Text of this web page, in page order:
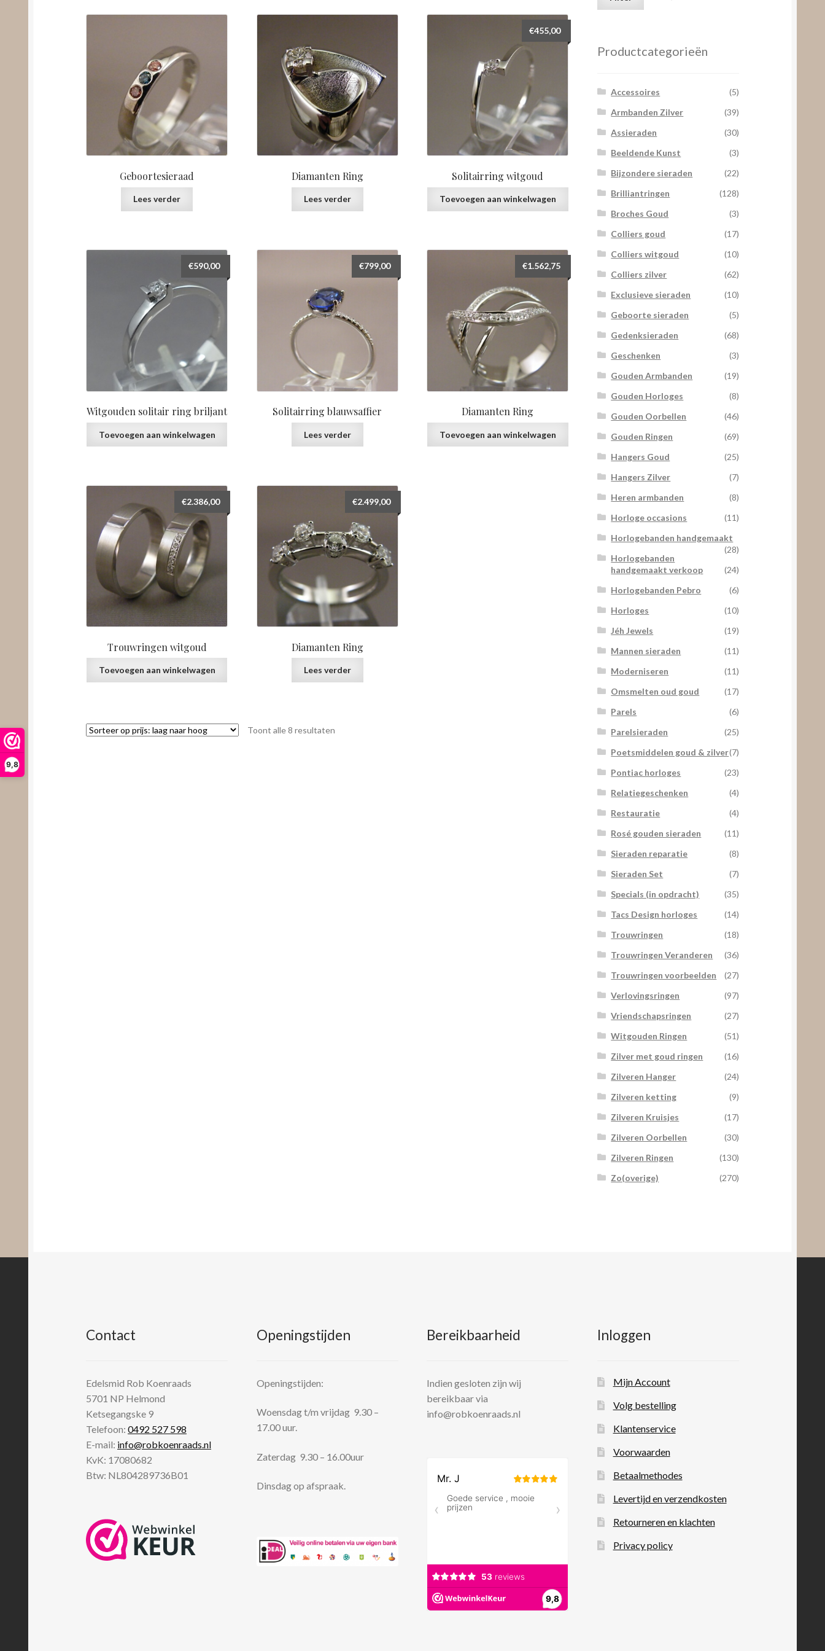
9,8
Geboortesieraad
Lees verder
Diamanten Ring
Lees verder
Solitairring witgoud
€455,00
Toevoegen aan winkelwagen
Witgouden solitair ring briljant
€590,00
Toevoegen aan winkelwagen
Solitairring blauwsaffier
€799,00
Lees verder
Diamanten Ring
€1.562,75
Toevoegen aan winkelwagen
Trouwringen witgoud
€2.386,00
Toevoegen aan winkelwagen
Diamanten Ring
€2.499,00
Lees verder
Toont alle 8 resultaten
Productcategorieën
Accessoires
(5)
Armbanden Zilver
(39)
Assieraden
(30)
Beeldende Kunst
(3)
Bijzondere sieraden
(22)
Brilliantringen
(128)
Broches Goud
(3)
Colliers goud
(17)
Colliers witgoud
(10)
Colliers zilver
(62)
Exclusieve sieraden
(10)
Geboorte sieraden
(5)
Gedenksieraden
(68)
Geschenken
(3)
Gouden Armbanden
(19)
Gouden Horloges
(8)
Gouden Oorbellen
(46)
Gouden Ringen
(69)
Hangers Goud
(25)
Hangers Zilver
(7)
Heren armbanden
(8)
Horloge occasions
(11)
Horlogebanden handgemaakt
(28)
Horlogebanden
handgemaakt verkoop
(24)
Horlogebanden Pebro
(6)
Horloges
(10)
Jéh Jewels
(19)
Mannen sieraden
(11)
Moderniseren
(11)
Omsmelten oud goud
(17)
Parels
(6)
Parelsieraden
(25)
Poetsmiddelen goud & zilver(7)
Pontiac horloges
(23)
Relatiegeschenken
(4)
Restauratie
(4)
Rosé gouden sieraden
(11)
Sieraden reparatie
(8)
Sieraden Set
(7)
Specials (in opdracht)
(35)
Tacs Design horloges
(14)
Trouwringen
(18)
Trouwringen Veranderen
(36)
Trouwringen voorbeelden
(27)
Verlovingsringen
(97)
Vriendschapsringen
(27)
Witgouden Ringen
(51)
Zilver met goud ringen
(16)
Zilveren Hanger
(24)
Zilveren ketting
(9)
Zilveren Kruisjes
(17)
Zilveren Oorbellen
(30)
Zilveren Ringen
(130)
Zo(overige)
(270)
Contact
Edelsmid Rob Koenraads
5701 NP Helmond
Ketsegangske 9
Telefoon:0492 527 598
E-mail: info@robkoenraads.nl
KvK: 17080682
Btw: NL804289736B01
Openingstijden
Openingstijden:
Woensdag t/m vrijdag 9.30 –
17.00 uur.
Zaterdag 9.30 – 16.00uur
Dinsdag op afspraak.
Bereikbaarheid
Indien gesloten zijn wij
bereikbaar via
info@robkoenraads.nl
Inloggen
Mijn Account
Volg bestelling
Klantenservice
Voorwaarden
Betaalmethodes
Levertijd en verzendkosten
Retourneren en klachten
Privacy policy